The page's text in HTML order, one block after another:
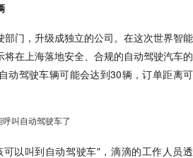
门，升级成独立的公司。在这次世界智能
在上海落地安全、合规的自动驾驶汽车的
动驾驶车辆可能会达到30辆，订单距离可
以叫到自动驾驶车"，滴滴的工作人员透